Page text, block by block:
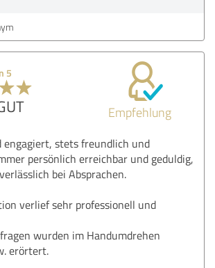
5
Empfehlung
engagiert, stets freundlich und
persönlich erreichbar und geduldig,
bei Absprachen.
verlief sehr professionell und
wurden im Handumdrehen
erörtert.